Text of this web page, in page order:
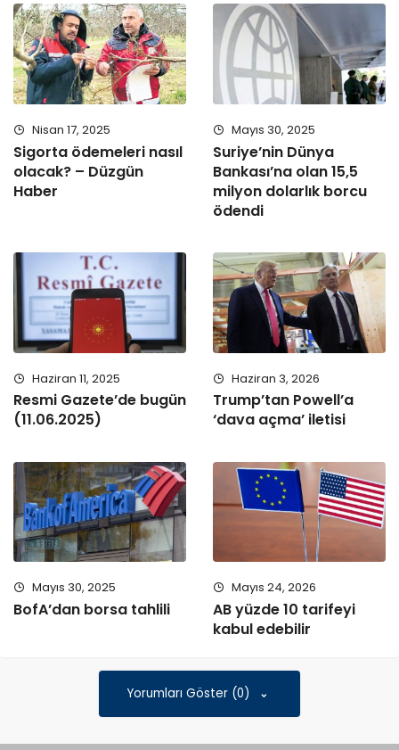
Nisan 17, 2025
Sigorta ödemeleri nasıl
olacak? – Düzgün
Haber
Mayıs 30, 2025
Suriye’nin Dünya
Bankası’na olan 15,5
milyon dolarlık borcu
ödendi
Haziran 11, 2025
Resmi Gazete’de bugün
(11.06.2025)
Haziran 3, 2026
Trump’tan Powell’a
‘dava açma’ iletisi
Mayıs 30, 2025
BofA’dan borsa tahlili
Mayıs 24, 2026
AB yüzde 10 tarifeyi
kabul edebilir
Yorumları Göster (0)